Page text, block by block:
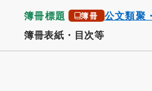
簿冊標題 簿冊 公文類聚
簿冊表紙・目次等